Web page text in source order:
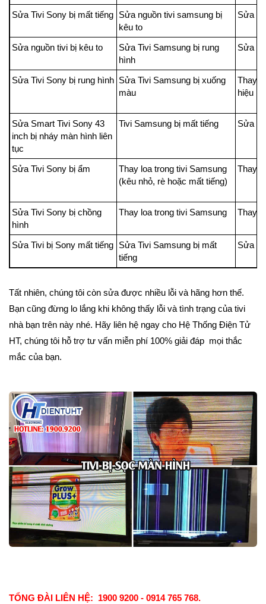
Sửa Tivi Sony bị mất tiếng
Sửa nguồn tivi samsung bị
kêu to
Sửa
Sửa nguồn tivi bị kêu to
Sửa Tivi Samsung bị rung
hình
Sửa
Sửa Tivi Sony bị rung hình Sửa Tivi Samsung bị xuống
màu
Thay
hiệu
Sửa Smart Tivi Sony 43
inch bị nháy màn hình liên
tục
Tivi Samsung bị mất tiếng Sửa
Sửa Tivi Sony bị ẩm
Thay loa trong tivi Samsung
(kêu nhỏ, rè hoặc mất tiếng)
Thay
Sửa Tivi Sony bị chồng
hình
Thay loa trong tivi Samsung Thay
Sửa Tivi bị Sony mất tiếng
Sửa Tivi Samsung bị mất
tiếng
Sửa
Tất nhiên, chúng tôi còn sửa được nhiều lỗi và hãng hơn thế.
Bạn cũng đừng lo lắng khi không thấy lỗi và tình trạng của tivi
nhà bạn trên này nhé. Hãy liên hệ ngay cho Hệ Thống Điện Tử
HT, chúng tôi hỗ trợ tư vấn miễn phí 100% giải đáp mọi thắc
mắc của bạn.
TỔNG ĐÀI LIÊN HỆ: 1900 9200 - 0914 765 768.